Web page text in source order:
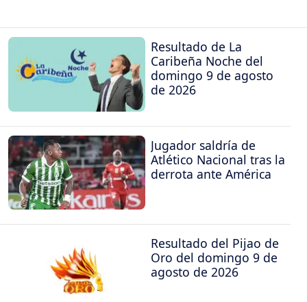
Resultado de La
Caribeña Noche del
domingo 9 de agosto
de 2026
Jugador saldría de
Atlético Nacional tras la
derrota ante América
Resultado del Pijao de
Oro del domingo 9 de
agosto de 2026